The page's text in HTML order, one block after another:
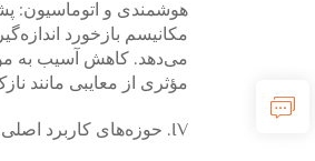
مکانیسم بازخورد
می‌دهد. کاهش آسیب به
مؤثری از معایبی
IV. حوزه‌های کاربرد اصلی: استفاده از مراکز خمکاری افقی در صنایع متعدد تولید پیشرفته ادغام شده است: